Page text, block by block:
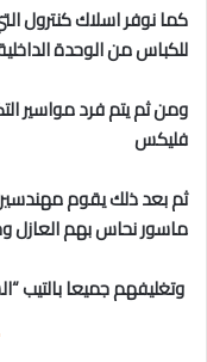
كما نوفر اسلاك كنترول
للكباس من الوحدة
ومن ثم يتم فرد مواسير
فليكس
ماسور نحاس بهم العازل
وتغليفهم جميعا بالتيب